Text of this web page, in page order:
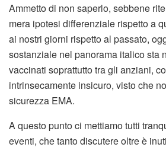
Ammetto di non saperlo, sebbene
mera ipotesi differenziale rispetto a
ai nostri giorni rispetto al passato,
sostanziale nel panorama italico sta
vaccinati soprattutto tra gli anziani,
intrinsecamente insicuro, visto che
sicurezza EMA.
A questo punto ci mettiamo tutti
eventi, che tanto discutere oltre è